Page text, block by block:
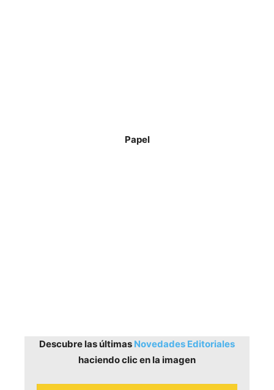
Papel
Descubre las últimas Novedades Editoriales
haciendo clic en la imagen